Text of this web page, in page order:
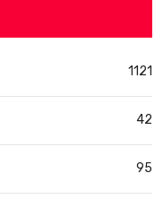
1121
42
95